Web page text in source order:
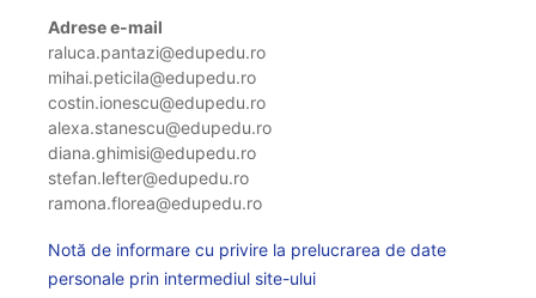
Adrese e-mail
raluca.pantazi@edupedu.ro
mihai.peticila@edupedu.ro
costin.ionescu@edupedu.ro
alexa.stanescu@edupedu.ro
diana.ghimisi@edupedu.ro
stefan.lefter@edupedu.ro
ramona.florea@edupedu.ro
Notă de informare cu privire la prelucrarea de date
personale prin intermediul site-ului